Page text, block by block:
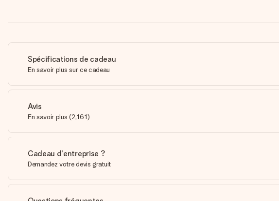
Spécifications de cadeau
En savoir plus sur ce cadeau
Avis
En savoir plus (2,161)
Cadeau d'entreprise ?
Demandez votre devis gratuit